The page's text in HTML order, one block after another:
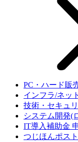
PC・ハード販
インフラ/ネッ
技術・セキュ
システム開発(
IT導入補助金
つじほんポスト